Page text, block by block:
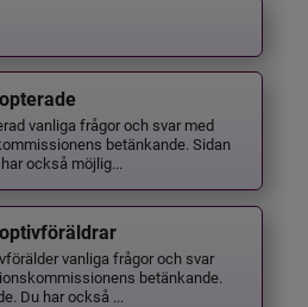
vanliga frågor och svar med
betänkande. Sidan
också möjlig...
vanliga frågor och svar
betänkande.
Du har också ...